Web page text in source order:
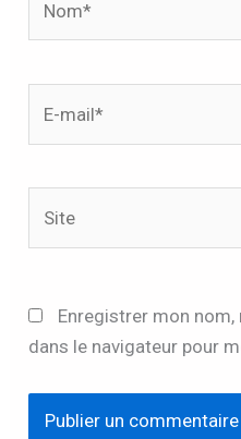
Enregistrer mon
dans le navigateur pour